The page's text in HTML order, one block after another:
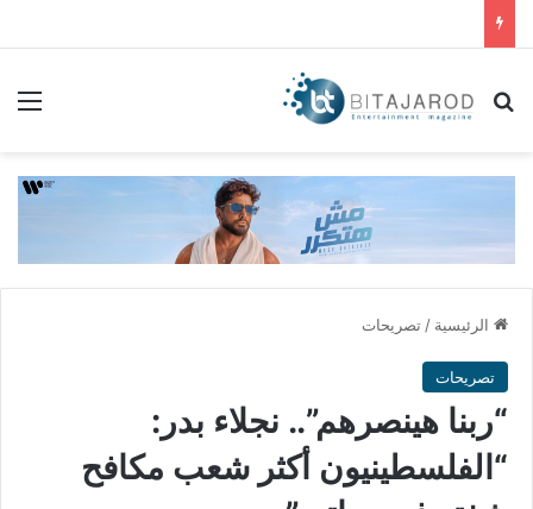
بحث عن
الرئيسية / تصريحات
تصريحات
“ربنا هينصرهم”.. نجلاء بدر:
“الفلسطينيون أكثر شعب مكافح